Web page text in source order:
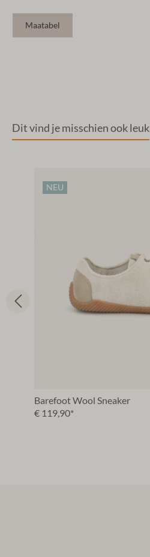
Maatabel
Dit vind je misschien ook leuk
NEU
Barefoot Wool Sneaker
€ 119,90*